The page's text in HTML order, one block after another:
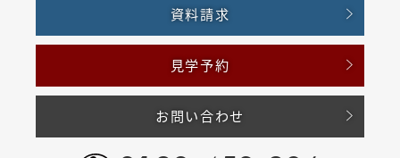
資料請求
見学予約
お問い合わせ